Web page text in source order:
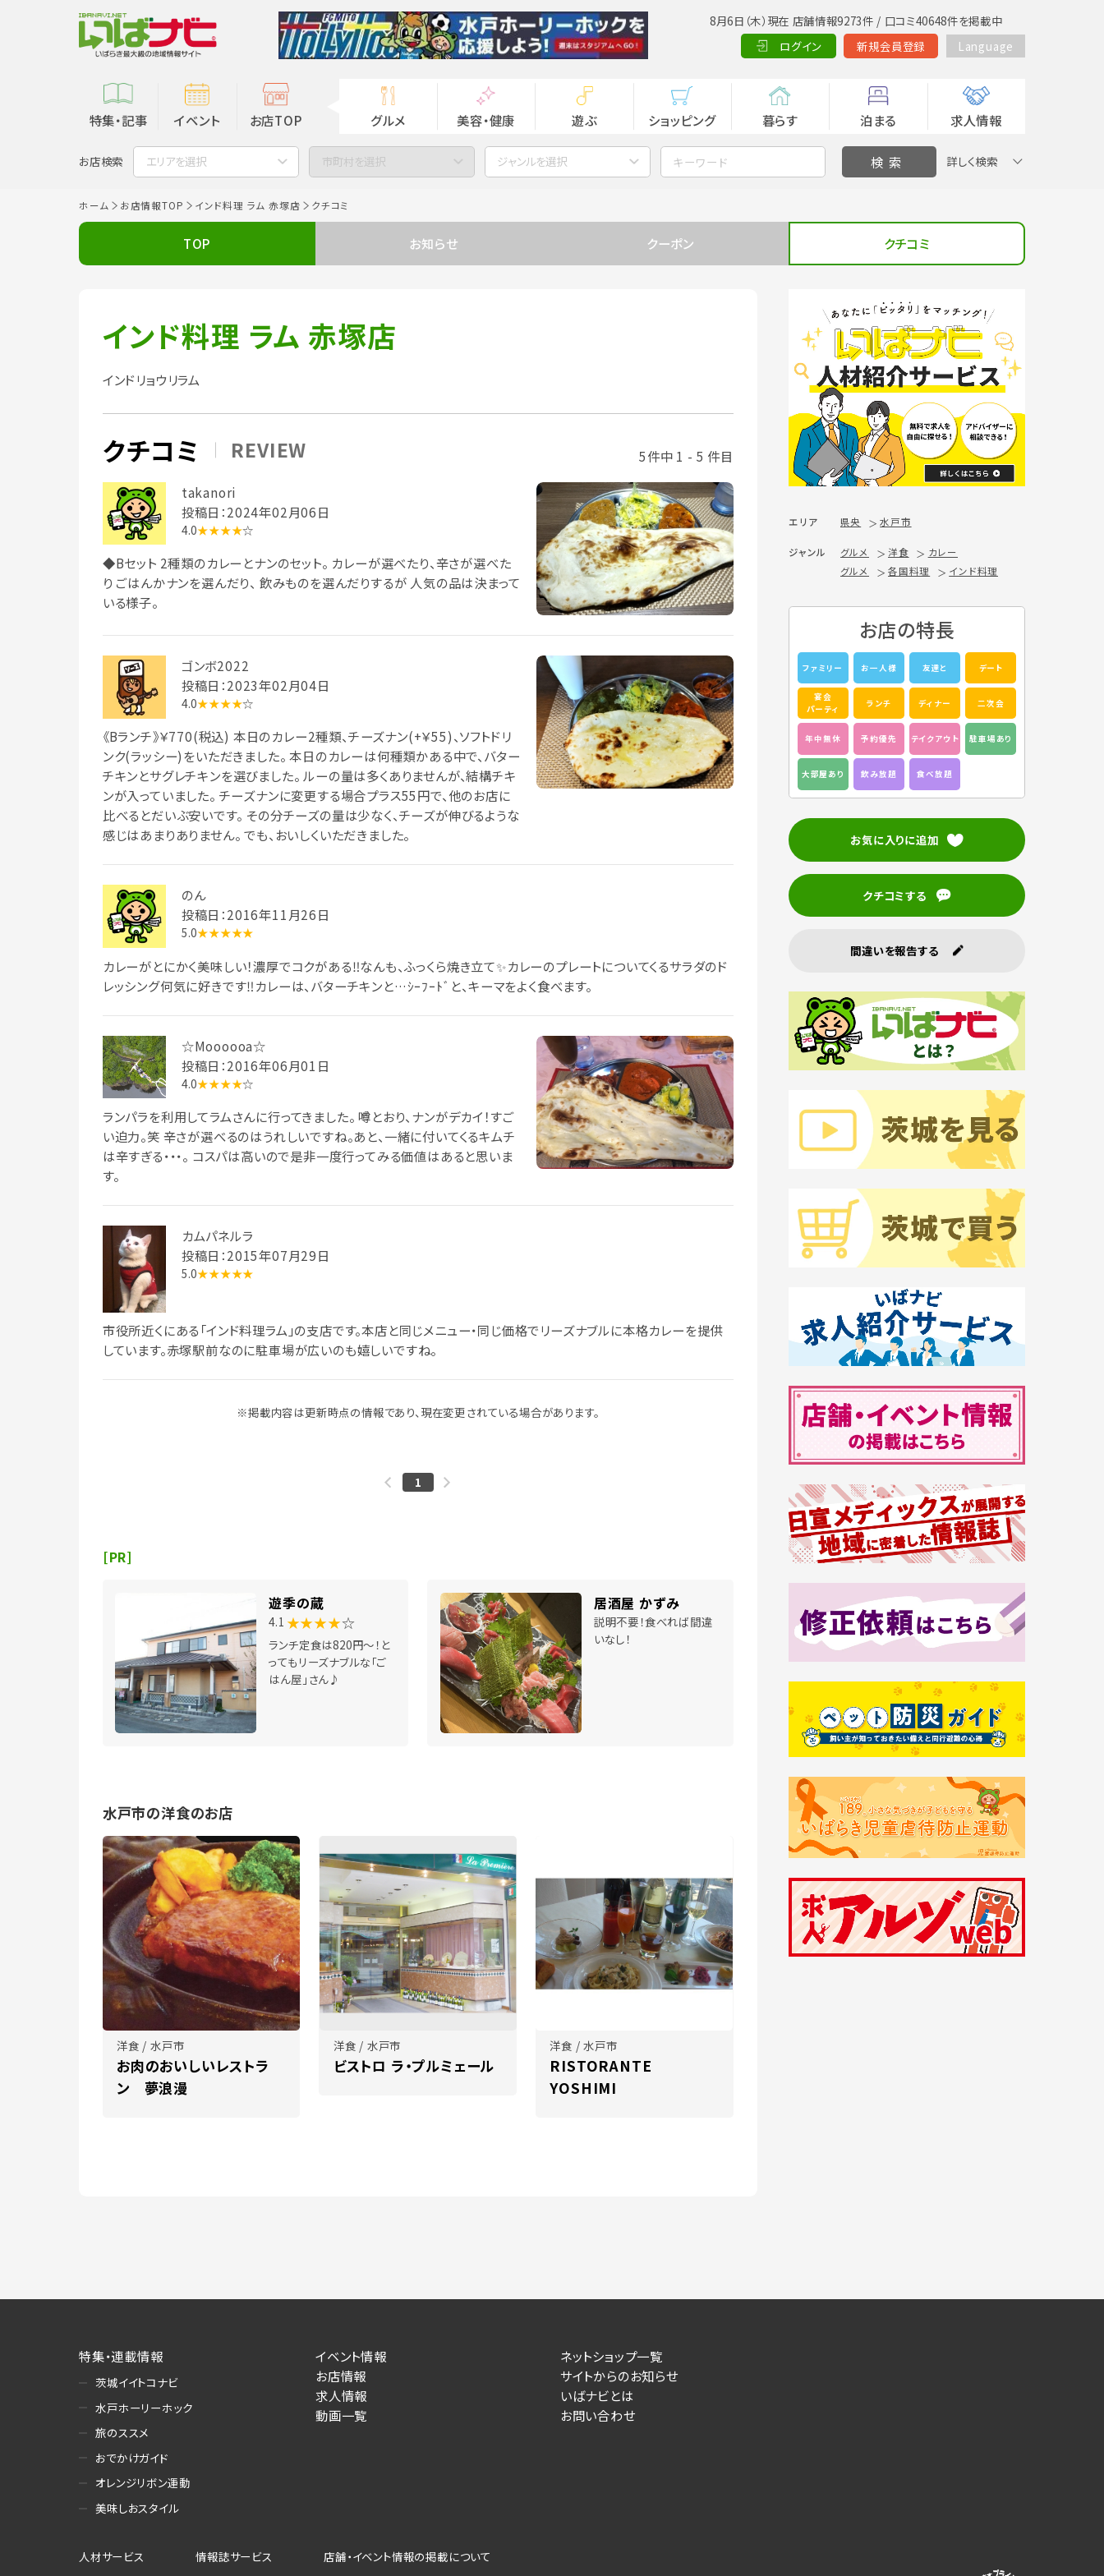
8月6日（木）現在 店舗情報9273件 / 口コミ40648件を掲載中
ログイン
新規会員登録 Language
特集・記事 イベント お店TOP グルメ 美容・健康 遊ぶ ショッピング 暮らす 泊まる 求人情報
お店検索 エリアを選択 市町村を選択 ジャンルを選択 詳しく検索
ホーム お店情報TOP インド料理 ラム 赤塚店 クチコミ
TOP お知らせ クーポン クチコミ
インド料理 ラム 赤塚店
インドリョウリラム
クチコミ REVIEW
5件中 1 - 5 件目
takanori
投稿日：2024年02月06日
4.0★★★★☆
◆Bセット 2種類のカレーとナンのセット。 カレーが選べたり、辛さが選べた
り ごはんかナンを選んだり、 飲みものを選んだりするが 人気の品は決まって
いる様子。
ゴンボ2022
投稿日：2023年02月04日
4.0★★★★☆
《Bランチ》￥770(税込) 本日のカレー2種類、チーズナン(+￥55)、ソフトドリ
ンク(ラッシー)をいただきました。 本日のカレーは何種類かある中で、バター
チキンとサグレチキンを選びました。 ルーの量は多くありませんが、結構チキ
ンが入っていました。 チーズナンに変更する場合プラス55円で、他のお店に
比べるとだいぶ安いです。 その分チーズの量は少なく、チーズが伸びるような
感じはあまりありません。 でも、おいしくいただきました。
のん
投稿日：2016年11月26日
5.0★★★★★
カレーがとにかく美味しい！濃厚でコクがある‼なんも、ふっくら焼き立て✨カレーのプレートについてくるサラダのド
レッシング何気に好きです‼カレーは、バターチキンと…ｼｰﾌｰﾄﾞと、キーマをよく食べます。
☆Moooooa☆
投稿日：2016年06月01日
4.0★★★★☆
ランパラを利用してラムさんに行ってきました。 噂とおり、ナンがデカイ！すご
い迫力。笑 辛さが選べるのはうれしいですね。あと、一緒に付いてくるキムチ
は辛すぎる・・・。 コスパは高いので是非一度行ってみる価値はあると思いま
す。
カムパネルラ
投稿日：2015年07月29日
5.0★★★★★
市役所近くにある「インド料理ラム」の支店です。本店と同じメニュー・同じ価格でリーズナブルに本格カレーを提供
しています。赤塚駅前なのに駐車場が広いのも嬉しいですね。
※掲載内容は更新時点の情報であり、現在変更されている場合があります。
1
[PR]
遊季の蔵
4.1 ★★★★☆
ランチ定食は820円～！と
ってもリーズナブルな「ご
はん屋」さん♪
居酒屋 かずみ
説明不要！食べれば間違
いなし！
水戸市の洋食のお店
洋食 / 水戸市
お肉のおいしいレストラ
ン 夢浪漫
洋食 / 水戸市
ビストロ ラ・プルミェール
洋食 / 水戸市
RISTORANTE
YOSHIMI
エリア 県央 水戸市
ジャンル グルメ 洋食
カレー
グルメ
各国料理 インド料理
お店の特長
ファミリー お一人様 友達と デート
宴会
パーティ
ランチ ディナー 二次会
年中無休 予約優先 テイクアウト 駐車場あり
大部屋あり 飲み放題 食べ放題
お気に入りに追加
クチコミする
間違いを報告する
特集・連載情報
茨城イイトコナビ
水戸ホーリーホック
旅のススメ
おでかけガイド
オレンジリボン運動
美味しおスタイル
イベント情報
お店情報
求人情報
動画一覧
ネットショップ一覧
サイトからのお知らせ
いばナビとは
お問い合わせ
人材サービス 情報誌サービス 店舗・イベント情報の掲載について